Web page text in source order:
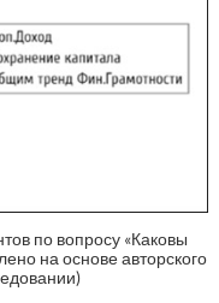
по вопросу «Каковы
на основе авторского